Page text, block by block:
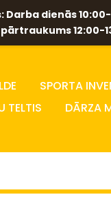
Darba dienās 10:00-
12:00-
SPORTA
TELTIS DĀRZA